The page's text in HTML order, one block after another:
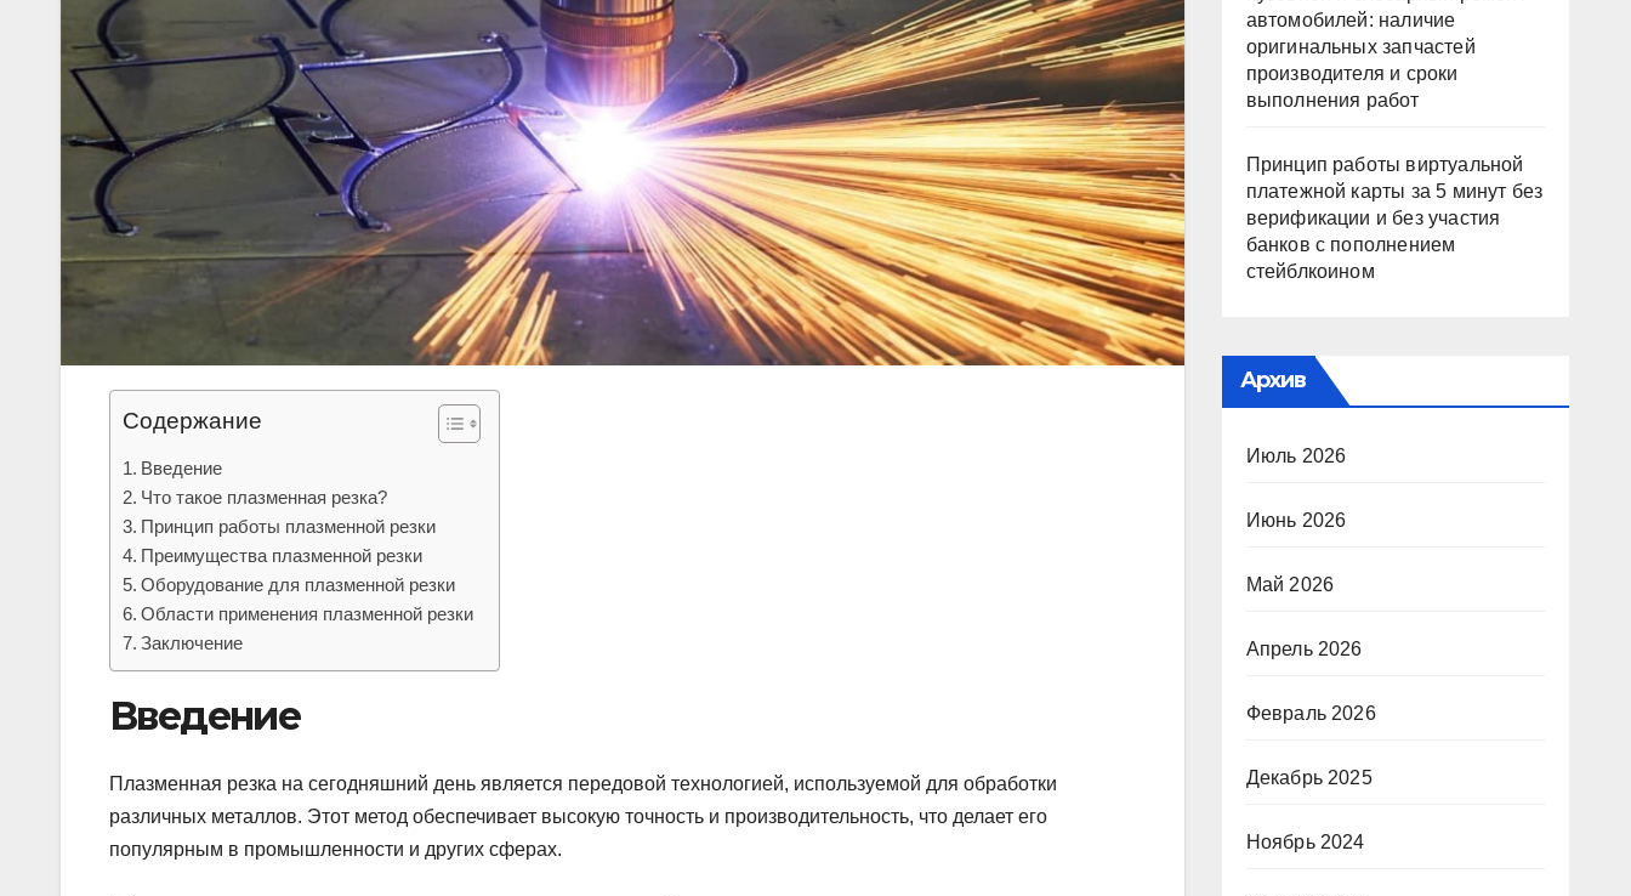
Содержание
Введение
Что такое плазменная резка?
Принцип работы плазменной резки
Преимущества плазменной резки
Оборудование для плазменной резки
Области применения плазменной резки
Заключение
Введение
Плазменная резка на сегодняшний день является передовой технологией, используемой для обработки
различных металлов. Этот метод обеспечивает высокую точность и производительность, что делает его
популярным в промышленности и других сферах.
автомобилей: наличие
оригинальных запчастей
производителя и сроки
выполнения работ
Принцип работы виртуальной
платежной карты за 5 минут без
верификации и без участия
банков с пополнением
стейблкоином
Архив
Июль 2026
Июнь 2026
Май 2026
Апрель 2026
Февраль 2026
Декабрь 2025
Ноябрь 2024